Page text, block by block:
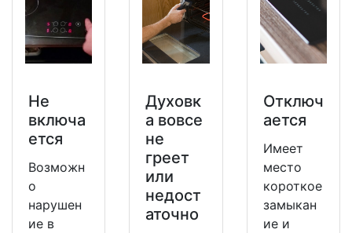
Не
включа
ется
Возможн
о
нарушен
ие в
Духовк
а вовсе
не
греет
или
недост
аточно
Отключ
ается
Имеет
место
короткое
замыкан
ие и